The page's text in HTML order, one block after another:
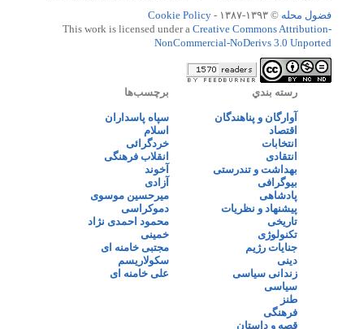
فضول محله © ۱۳۹۳-۱۳۸۷ -
Cookie Policy
This work is licensed under a Creative Commons Attribution-
NonCommercial-NoDerivs 3.0 Unported
رسته بندي
آوارگان و پناهندگان
اقتصاد
انتخابات
انتقادی
بهداشت و تندرستی
بیوگرافی
پادشاهی
پیشنهاد و نظریات
تاریخی
تکنولوژی
جنایات رژیم
دینی
زندانی سیاسی
سیاسی
طنز
فرهنگی
قصه و داستان
برچسب‌ها
سپاه پاسداران
اسلام
خردگرائی
انقلاب فرهنگی
آخوند
آزادی
میرحسین موسوی
دموکراسی
محمود احمدی نژاد
خمینی
مجتبی خامنه ای
سکولاریسم
علی خامنه ای